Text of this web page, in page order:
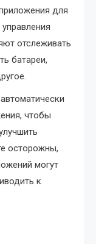
для
отслеживать
батареи,
чтобы
осторожны,
могут
к